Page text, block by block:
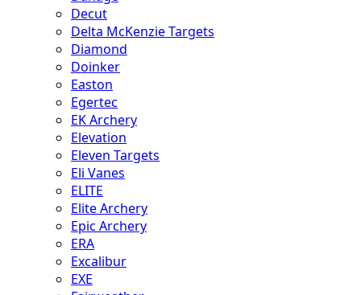
Decut
Delta McKenzie Targets
Diamond
Doinker
Easton
Egertec
EK Archery
Elevation
Eleven Targets
Eli Vanes
ELITE
Elite Archery
Epic Archery
ERA
Excalibur
EXE